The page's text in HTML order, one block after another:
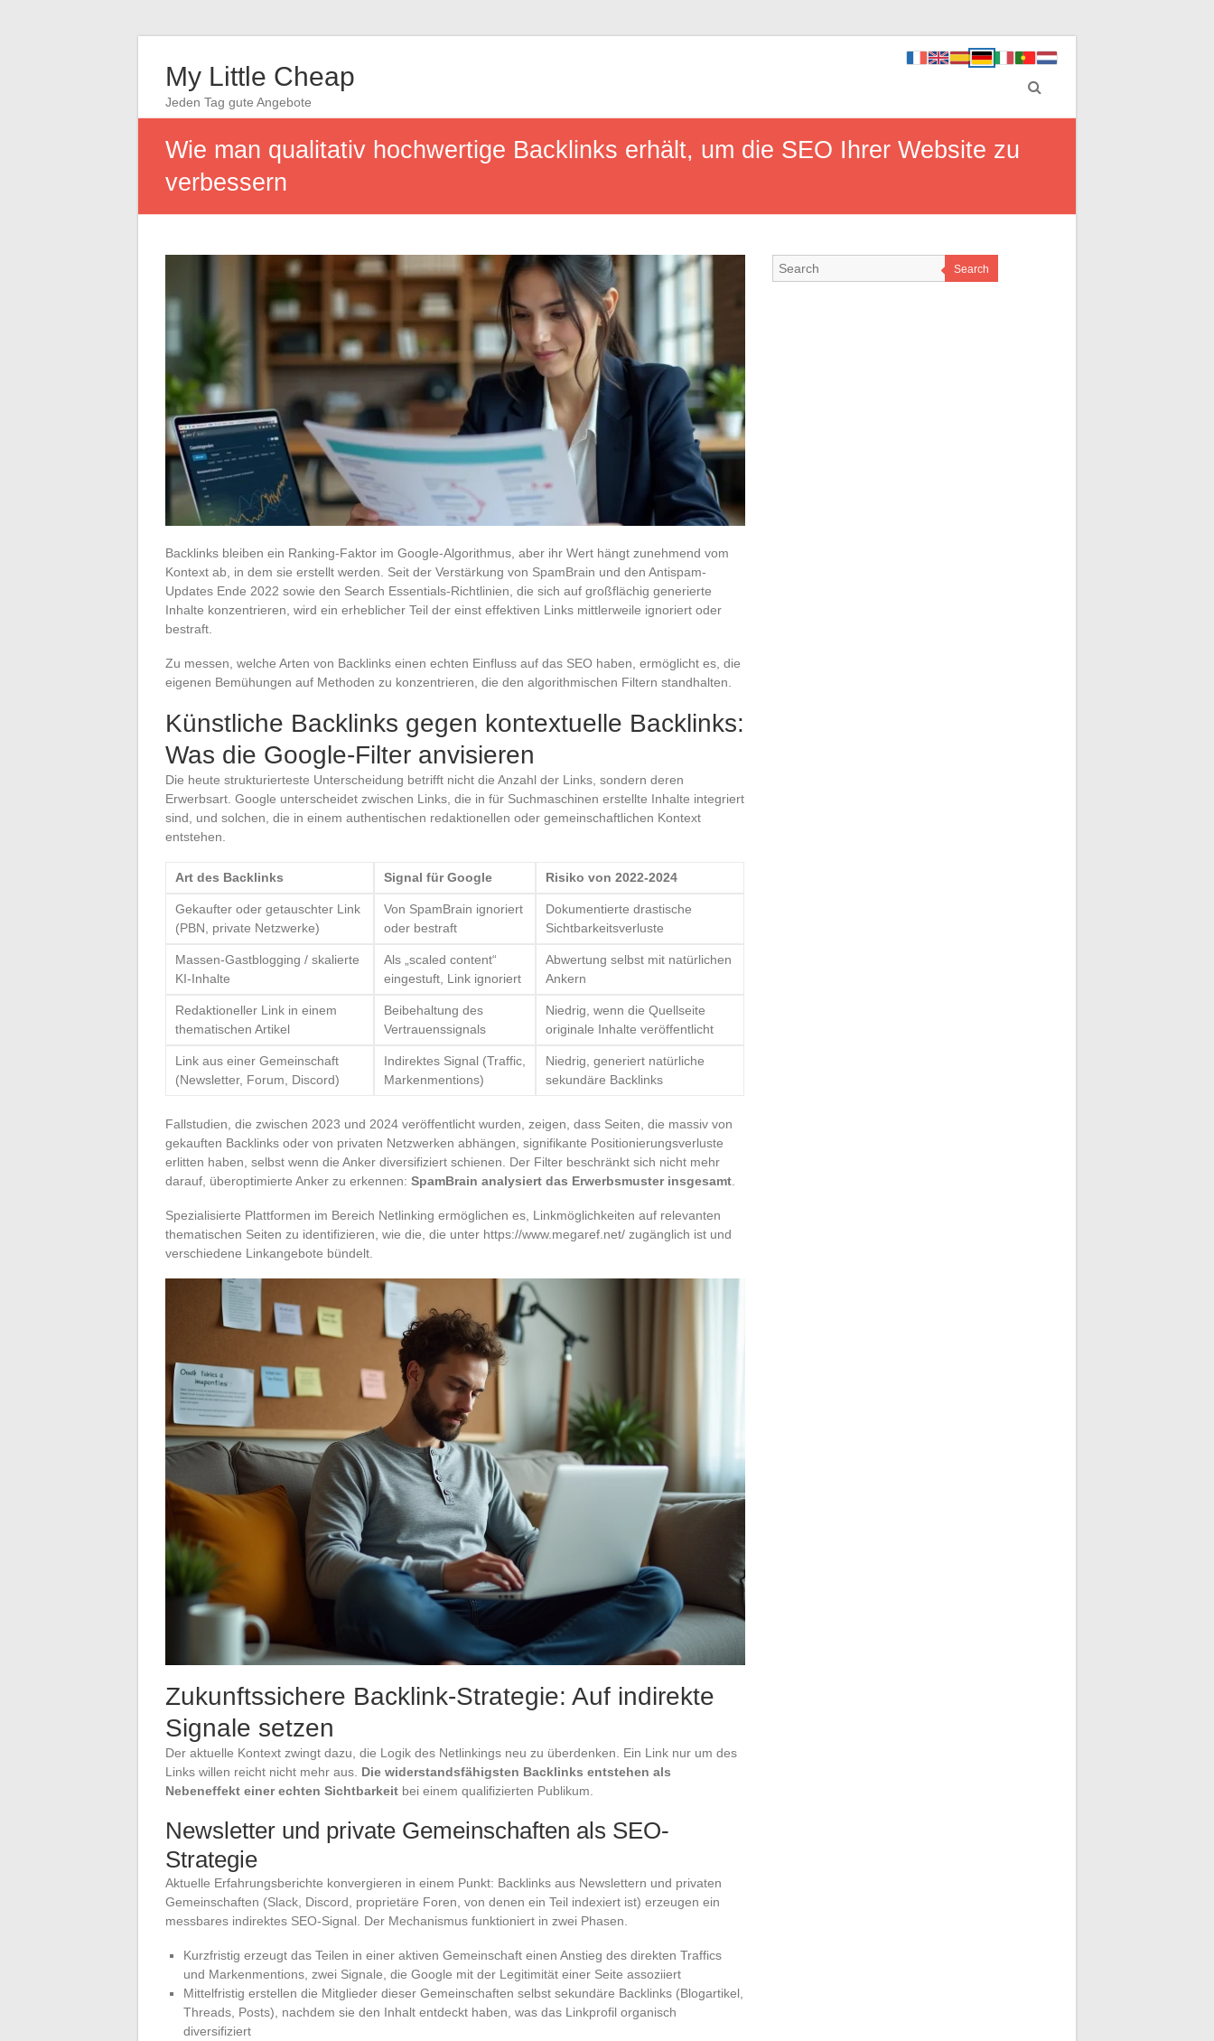
My Little Cheap
Jeden Tag gute Angebote
Wie man qualitativ hochwertige Backlinks erhält, um die SEO Ihrer Website zu
verbessern
Backlinks bleiben ein Ranking-Faktor im Google-Algorithmus, aber ihr Wert hängt zunehmend vom
Kontext ab, in dem sie erstellt werden. Seit der Verstärkung von SpamBrain und den Antispam-
Updates Ende 2022 sowie den Search Essentials-Richtlinien, die sich auf großflächig generierte
Inhalte konzentrieren, wird ein erheblicher Teil der einst effektiven Links mittlerweile ignoriert oder
bestraft.
Zu messen, welche Arten von Backlinks einen echten Einfluss auf das SEO haben, ermöglicht es, die
eigenen Bemühungen auf Methoden zu konzentrieren, die den algorithmischen Filtern standhalten.
Künstliche Backlinks gegen kontextuelle Backlinks:
Was die Google-Filter anvisieren
Die heute strukturierteste Unterscheidung betrifft nicht die Anzahl der Links, sondern deren
Erwerbsart. Google unterscheidet zwischen Links, die in für Suchmaschinen erstellte Inhalte integriert
sind, und solchen, die in einem authentischen redaktionellen oder gemeinschaftlichen Kontext
entstehen.
Art des Backlinks Signal für Google Risiko von 2022-2024
Gekaufter oder getauschter Link
(PBN, private Netzwerke)
Von SpamBrain ignoriert
oder bestraft
Dokumentierte drastische
Sichtbarkeitsverluste
Massen-Gastblogging / skalierte
KI-Inhalte
Als „scaled content“
eingestuft, Link ignoriert
Abwertung selbst mit natürlichen
Ankern
Redaktioneller Link in einem
thematischen Artikel
Beibehaltung des
Vertrauenssignals
Niedrig, wenn die Quellseite
originale Inhalte veröffentlicht
Link aus einer Gemeinschaft
(Newsletter, Forum, Discord)
Indirektes Signal (Traffic,
Markenmentions)
Niedrig, generiert natürliche
sekundäre Backlinks
Fallstudien, die zwischen 2023 und 2024 veröffentlicht wurden, zeigen, dass Seiten, die massiv von
gekauften Backlinks oder von privaten Netzwerken abhängen, signifikante Positionierungsverluste
erlitten haben, selbst wenn die Anker diversifiziert schienen. Der Filter beschränkt sich nicht mehr
darauf, überoptimierte Anker zu erkennen: SpamBrain analysiert das Erwerbsmuster insgesamt
Spezialisierte Plattformen im Bereich Netlinking ermöglichen es, Linkmöglichkeiten auf relevanten
thematischen Seiten zu identifizieren, wie die, die unter https://www.megaref.net/ zugänglich ist und
verschiedene Linkangebote bündelt.
Zukunftssichere Backlink-Strategie: Auf indirekte
Signale setzen
Der aktuelle Kontext zwingt dazu, die Logik des Netlinkings neu zu überdenken. Ein Link nur um des
Links willen reicht nicht mehr aus. Die widerstandsfähigsten Backlinks entstehen als
Nebeneffekt einer echten Sichtbarkeit bei einem qualifizierten Publikum.
Newsletter und private Gemeinschaften als SEO-
Strategie
Aktuelle Erfahrungsberichte konvergieren in einem Punkt: Backlinks aus Newslettern und privaten
Gemeinschaften (Slack, Discord, proprietäre Foren, von denen ein Teil indexiert ist) erzeugen ein
messbares indirektes SEO-Signal. Der Mechanismus funktioniert in zwei Phasen.
Kurzfristig erzeugt das Teilen in einer aktiven Gemeinschaft einen Anstieg des direkten Traffics
und Markenmentions, zwei Signale, die Google mit der Legitimität einer Seite assoziiert
Mittelfristig erstellen die Mitglieder dieser Gemeinschaften selbst sekundäre Backlinks (Blogartikel,
Threads, Posts), nachdem sie den Inhalt entdeckt haben, was das Linkprofil organisch
diversifiziert
Search